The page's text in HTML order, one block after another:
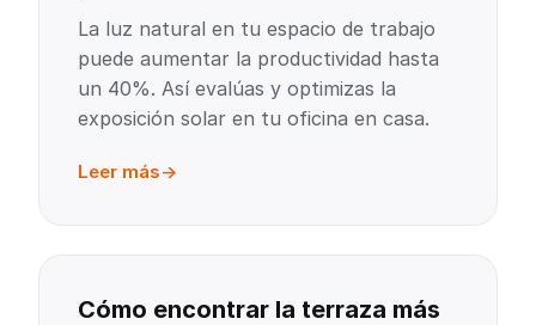
La luz natural en tu espacio de trabajo
puede aumentar la productividad hasta
un 40%. Así evalúas y optimizas la
exposición solar en tu oficina en casa.
Leer más
Cómo encontrar la terraza más